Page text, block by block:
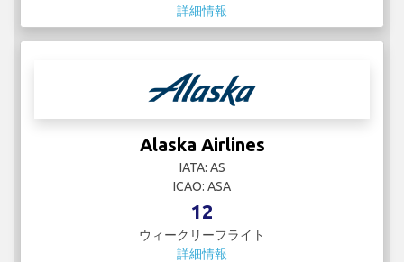
詳細情報
Alaska Airlines
IATA: AS
ICAO: ASA
12
ウィークリーフライト
詳細情報